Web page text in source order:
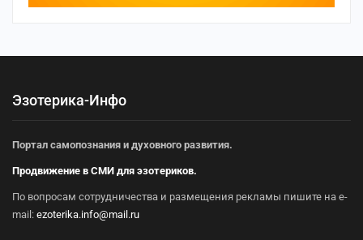
Эзотерика-Инфо
Портал самопознания и духовного развития.
Продвижение в СМИ для эзотериков.
По вопросам сотрудничества и размещения рекламы пишите на e-
mail: ezoterika.info@mail.ru